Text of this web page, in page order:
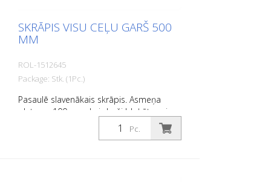
SKRĀPIS VISU CEĻU GARŠ 500
MM
ROL-1512645
Package: Stk. (1Pc.)
Pasaulē slavenākais skrāpis. Asmeņa
platums 100 mm. Lai droši bloķētu vai
atbrīvotu asmeni, pietiek ar vienu skrāpja
Pc.